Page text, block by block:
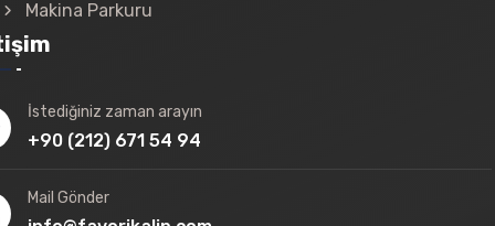
Makina Parkuru
İstediğiniz zaman arayın
+90 (212) 671 54 94
Mail Gönder